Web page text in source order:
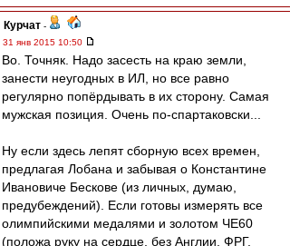
Курчат -
31 янв 2015 10:50
Во. Точняк. Надо засесть на краю земли,
занести неугодных в ИЛ, но все равно
регулярно попёрдывать в их сторону. Самая
мужская позиция. Очень по-спартаковски...
Ну если здесь лепят сборную всех времен,
предлагая Лобана и забывая о Константине
Ивановиче Бескове (из личных, думаю,
предубеждений). Если готовы измерять все
олимпийскими медалями и золотом ЧЕ60
(положа руку на сердце, без Англии, ФРГ,